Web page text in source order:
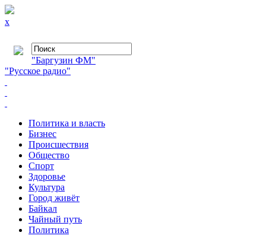
x
"Баргузин ФМ"
"Русское радио"
Политика и власть
Бизнес
Происшествия
Общество
Cпорт
Здоровье
Культура
Город живёт
Байкал
Чайный путь
Политика